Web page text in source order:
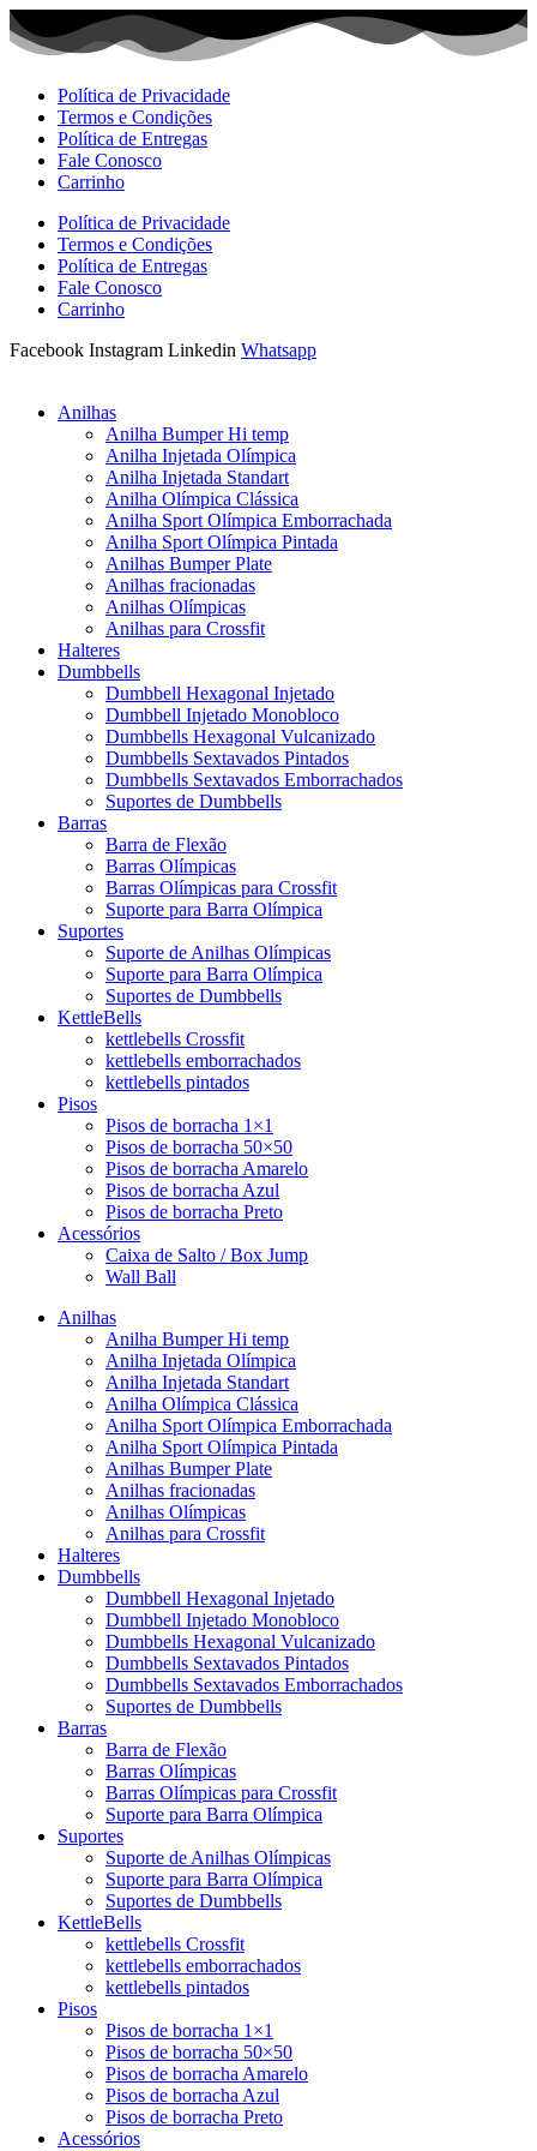
Ir
para
Política de Privacidade
Termos e Condições
Política de Entregas
Fale Conosco
Carrinho
Política de Privacidade
Termos e Condições
Política de Entregas
Fale Conosco
Carrinho
Facebook Instagram Linkedin Whatsapp
Anilhas
Anilha Bumper Hi temp
Anilha Injetada Olímpica
Anilha Injetada Standart
Anilha Olímpica Clássica
Anilha Sport Olímpica Emborrachada
Anilha Sport Olímpica Pintada
Anilhas Bumper Plate
Anilhas fracionadas
Anilhas Olímpicas
Anilhas para Crossfit
Halteres
Dumbbells
Dumbbell Hexagonal Injetado
Dumbbell Injetado Monobloco
Dumbbells Hexagonal Vulcanizado
Dumbbells Sextavados Pintados
Dumbbells Sextavados Emborrachados
Suportes de Dumbbells
Barras
Barra de Flexão
Barras Olímpicas
Barras Olímpicas para Crossfit
Suporte para Barra Olímpica
Suportes
Suporte de Anilhas Olímpicas
Suporte para Barra Olímpica
Suportes de Dumbbells
KettleBells
kettlebells Crossfit
kettlebells emborrachados
kettlebells pintados
Pisos
Pisos de borracha 1×1
Pisos de borracha 50×50
Pisos de borracha Amarelo
Pisos de borracha Azul
Pisos de borracha Preto
Acessórios
Caixa de Salto / Box Jump
Wall Ball
Anilhas
Anilha Bumper Hi temp
Anilha Injetada Olímpica
Anilha Injetada Standart
Anilha Olímpica Clássica
Anilha Sport Olímpica Emborrachada
Anilha Sport Olímpica Pintada
Anilhas Bumper Plate
Anilhas fracionadas
Anilhas Olímpicas
Anilhas para Crossfit
Halteres
Dumbbells
Dumbbell Hexagonal Injetado
Dumbbell Injetado Monobloco
Dumbbells Hexagonal Vulcanizado
Dumbbells Sextavados Pintados
Dumbbells Sextavados Emborrachados
Suportes de Dumbbells
Barras
Barra de Flexão
Barras Olímpicas
Barras Olímpicas para Crossfit
Suporte para Barra Olímpica
Suportes
Suporte de Anilhas Olímpicas
Suporte para Barra Olímpica
Suportes de Dumbbells
KettleBells
kettlebells Crossfit
kettlebells emborrachados
kettlebells pintados
Pisos
Pisos de borracha 1×1
Pisos de borracha 50×50
Pisos de borracha Amarelo
Pisos de borracha Azul
Pisos de borracha Preto
Acessórios